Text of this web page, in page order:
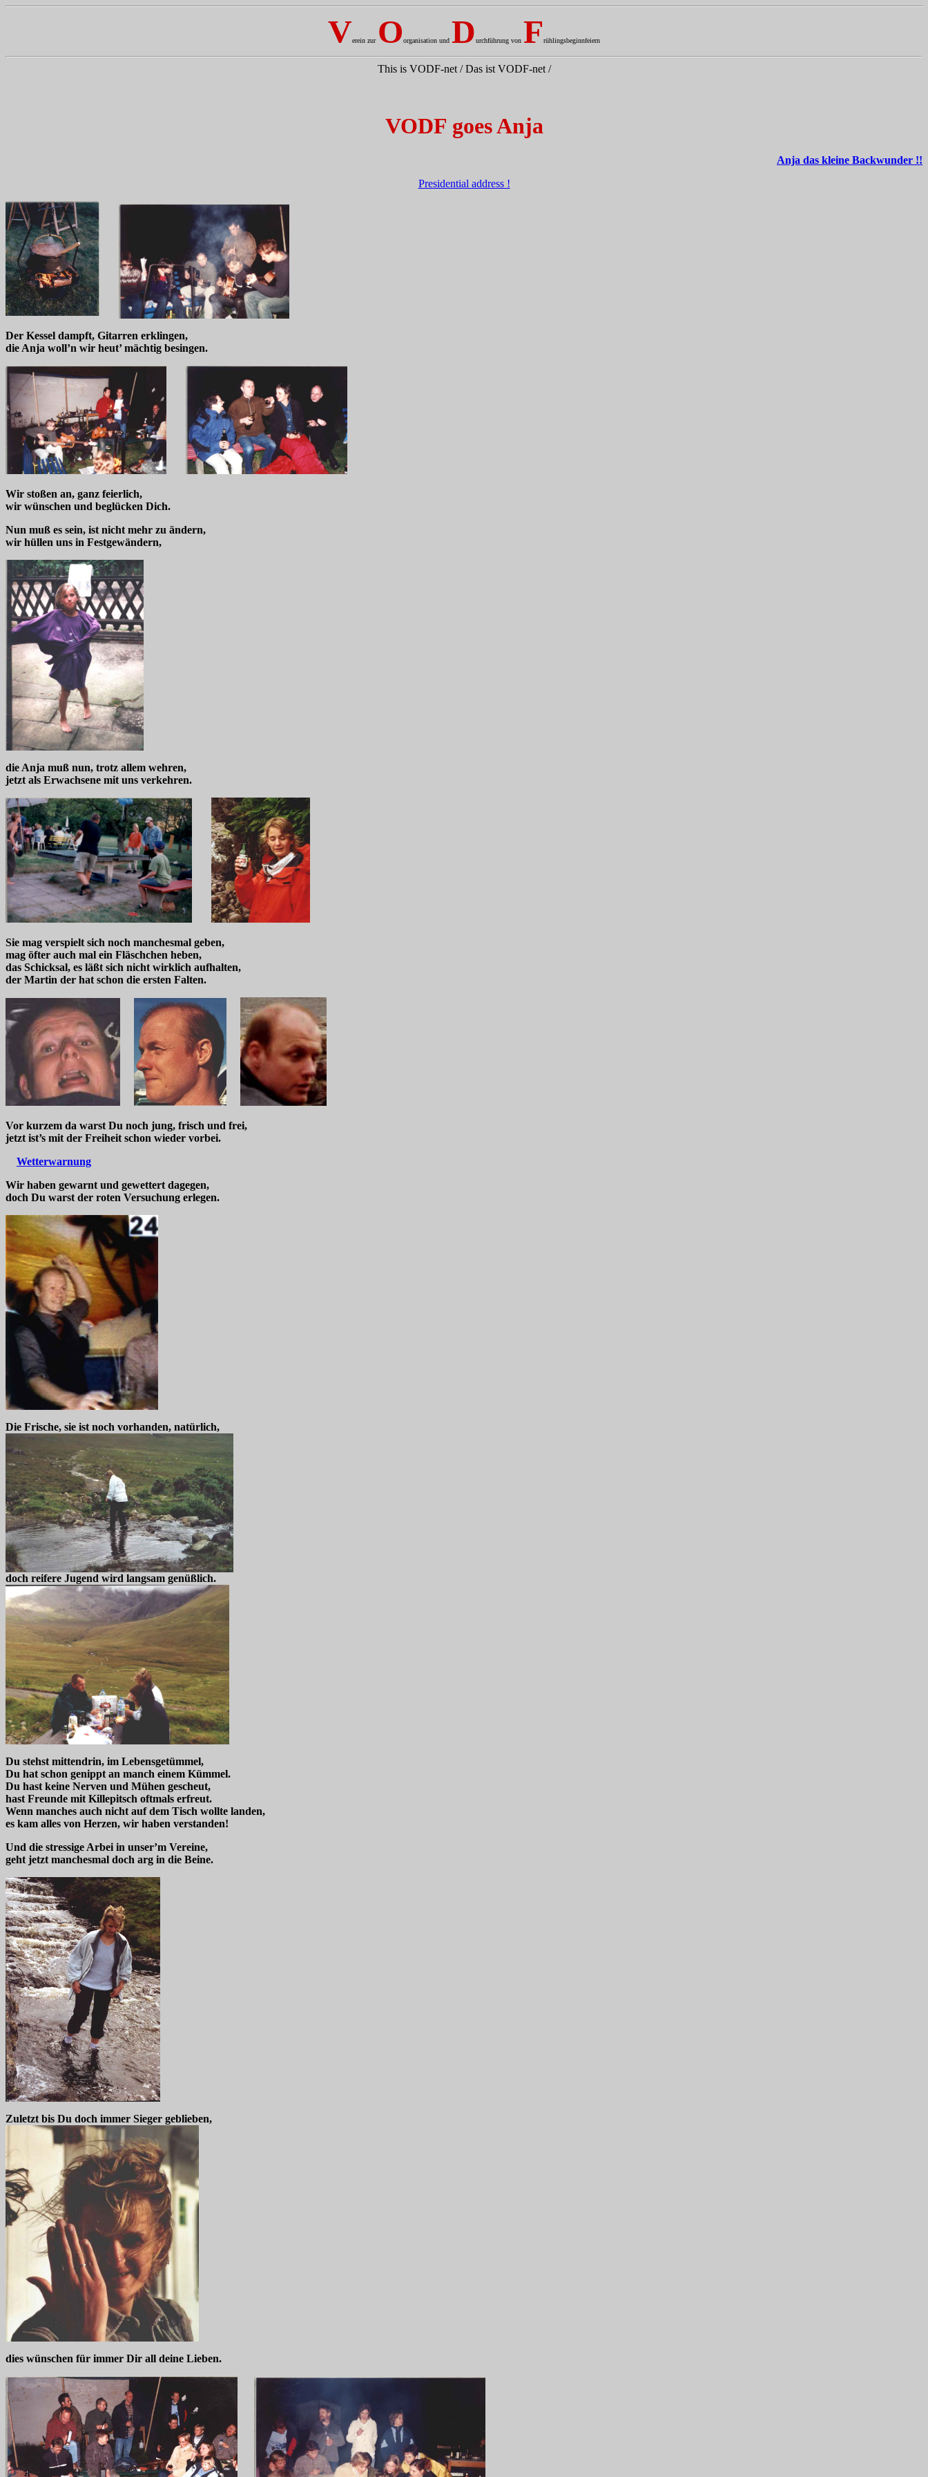
Verein zur Oorganisation und Durchführung von Frühlingsbeginnfeiern
This is VODF-net / Das ist VODF-net /
VODF goes Anja
Anja das kleine Backwunder !!
Presidential address !
Der Kessel dampft, Gitarren erklingen,
die Anja woll’n wir heut’ mächtig besingen.
Wir stoßen an, ganz feierlich,
wir wünschen und beglücken Dich.
Nun muß es sein, ist nicht mehr zu ändern,
wir hüllen uns in Festgewändern,
die Anja muß nun, trotz allem wehren,
jetzt als Erwachsene mit uns verkehren.
Sie mag verspielt sich noch manchesmal geben,
mag öfter auch mal ein Fläschchen heben,
das Schicksal, es läßt sich nicht wirklich aufhalten,
der Martin der hat schon die ersten Falten.
Vor kurzem da warst Du noch jung, frisch und frei,
jetzt ist’s mit der Freiheit schon wieder vorbei.
Wetterwarnung
Wir haben gewarnt und gewettert dagegen,
doch Du warst der roten Versuchung erlegen.
Die Frische, sie ist noch vorhanden, natürlich,
doch reifere Jugend wird langsam genüßlich.
Du stehst mittendrin, im Lebensgetümmel,
Du hat schon genippt an manch einem Kümmel.
Du hast keine Nerven und Mühen gescheut,
hast Freunde mit Killepitsch oftmals erfreut.
Wenn manches auch nicht auf dem Tisch wollte landen,
es kam alles von Herzen, wir haben verstanden!
Und die stressige Arbei in unser’m Vereine,
geht jetzt manchesmal doch arg in die Beine.
Zuletzt bis Du doch immer Sieger geblieben,
dies wünschen für immer Dir all deine Lieben.